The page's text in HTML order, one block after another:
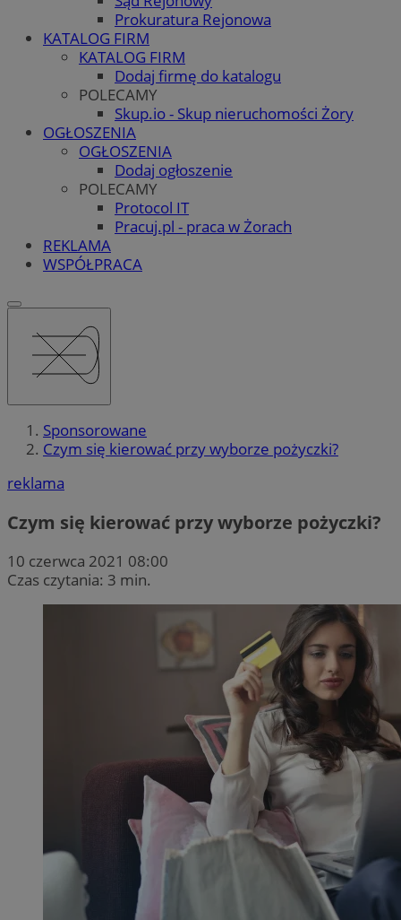
Prokuratura Rejonowa
KATALOG FIRM
KATALOG FIRM
Dodaj firmę do katalogu
POLECAMY
Skup.io - Skup nieruchomości Żory
OGŁOSZENIA
OGŁOSZENIA
Dodaj ogłoszenie
POLECAMY
Protocol IT
Pracuj.pl - praca w Żorach
REKLAMA
WSPÓŁPRACA
Sponsorowane
Czym się kierować przy wyborze pożyczki?
reklama
Czym się kierować przy wyborze pożyczki?
10 czerwca 2021 08:00
Czas czytania: 3 min.